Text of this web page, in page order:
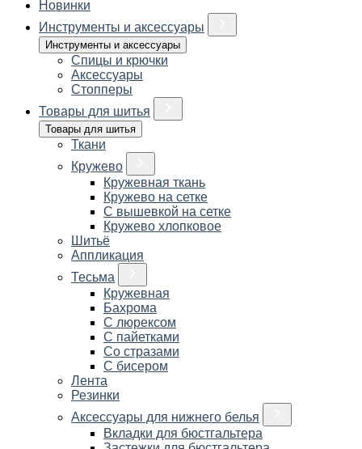
Новинки
Инструменты и аксессуары
Инструменты и аксессуары
Спицы и крючки
Аксессуары
Стопперы
Товары для шитья
Товары для шитья
Ткани
Кружево
Кружевная ткань
Кружево на сетке
С вышевкой на сетке
Кружево хлопковое
Шитьё
Аппликация
Тесьма
Кружевная
Бахрома
С люрексом
С пайетками
Со стразами
С бисером
Лента
Резинки
Аксессуары для нижнего белья
Вкладки для бюстгальтера